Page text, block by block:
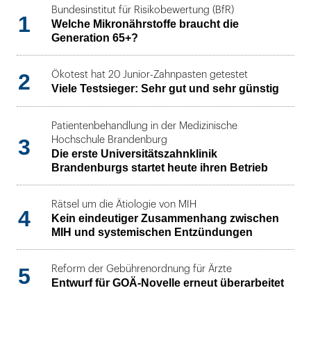
1
Bundesinstitut für Risikobewertung (BfR)
Welche Mikronährstoffe braucht die
Generation 65+?
2 Ökotest hat 20 Junior-Zahnpasten getestet
Viele Testsieger: Sehr gut und sehr günstig
3
Patientenbehandlung in der Medizinische
Hochschule Brandenburg
Die erste Universitätszahnklinik
Brandenburgs startet heute ihren Betrieb
4
Rätsel um die Ätiologie von MIH
Kein eindeutiger Zusammenhang zwischen
MIH und systemischen Entzündungen
5 Reform der Gebührenordnung für Ärzte
Entwurf für GOÄ-Novelle erneut überarbeitet